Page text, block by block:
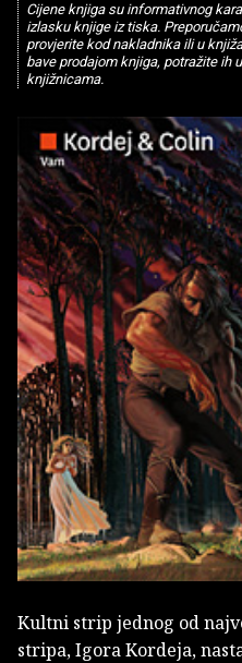
Cijene knjiga su informativnog
izlasku knjige iz tiska.
provjerite kod nakladnika ili u
bave prodajom knjiga, potražite ih
knjižnicama.
Kultni strip jednog od
stripa, Igora Kordeja,